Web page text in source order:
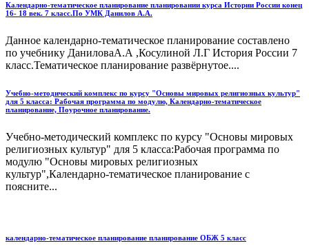
Календарно-тематическое планирование планировании курса Истории России конец
16- 18 век. 7 класс.По УМК Данилов А.А.
Данное календарно-тематическое планирование составлено
по учебнику ДаниловаА.А ,Косулиной Л.Г История России 7
класс.Тематическое планирование развёрнутое....
Учебно-методический комплекс по курсу "Основы мировых религиозных культур"
для 5 класса: Рабочая программа по модулю, Календарно-тематическое
планирование, Поурочное планирование.
Учебно-методический комплекс по курсу "Основы мировых
религиозных культур" для 5 класса:Рабочая программа по
модулю "Основы мировых религиозных
культур",Календарно-тематическое планирование с
поясните...
календарно-тематическое планирование планирование ОБЖ 5 класс